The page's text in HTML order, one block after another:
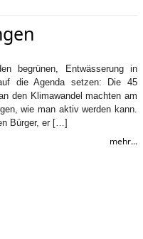
begrünen, Entwässerung in
die Agenda setzen: Die 45
den Klimawandel machten am
wie man aktiv werden kann.
Bürger, er […]
mehr...